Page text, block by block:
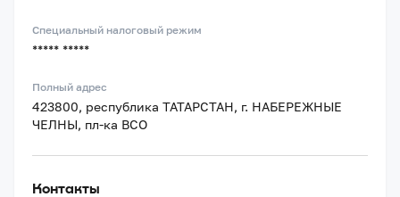
Специальный налоговый режим
***** *****
Полный адрес
423800, республика ТАТАРСТАН, г. НАБЕРЕЖНЫЕ
ЧЕЛНЫ, пл-ка ВСО
Контакты